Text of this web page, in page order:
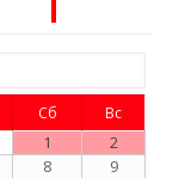
Сб Вс
1
2
8
9